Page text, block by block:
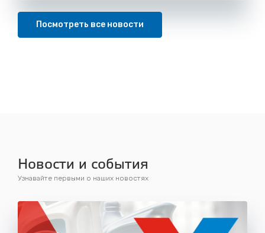
Посмотреть все новости
Новости и события
Узнавайте первыми о наших новостях